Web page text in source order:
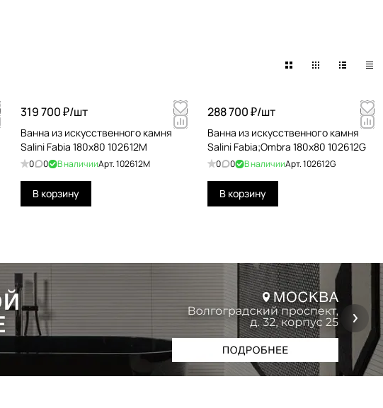
319 700 ₽/шт
Ванна из искусственного камня
Salini Fabia 180x80 102612M
0 0 В наличииАрт.102612M
В корзину
288 700 ₽/шт
Ванна из искусственного камня
Salini Fabia;Ombra 180x80 102612G
0 0 В наличииАрт.102612G
В корзину